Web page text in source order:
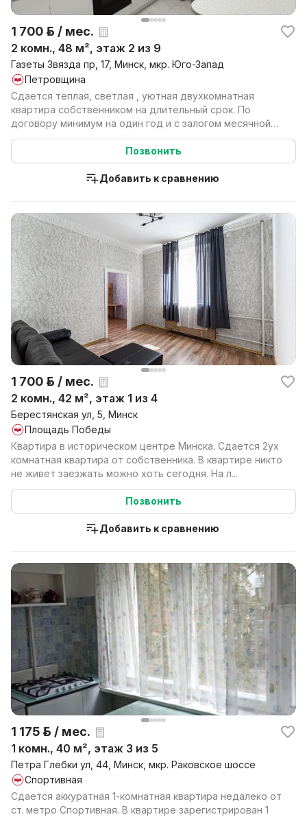
1 700 р. / мес.
2 комн., 48 м², этаж 2 из 9
Газеты Звязда пр, 17, Минск, мкр. Юго-Запад
Петровщина
Сдается теплая, светлая , уютная двухкомнатная
квартира собственником на длительный срок. По
договору минимум на один год и с залогом месячной
платы....
Позвонить
Добавить к сравнению
1 700 р. / мес.
2 комн., 42 м², этаж 1 из 4
Берестянская ул, 5, Минск
Площадь Победы
Квартира в историческом центре Минска. Сдается 2ух
комнатная квартира от собственника. В квартире никто
не живет заезжать можно хоть сегодня. На л...
Позвонить
Добавить к сравнению
1 175 р. / мес.
1 комн., 40 м², этаж 3 из 5
Петра Глебки ул, 44, Минск, мкр. Раковское шоссе
Спортивная
Сдается аккуратная 1-комнатная квартира недалеко от
ст. метро Спортивная. В квартире зарегистрирован 1